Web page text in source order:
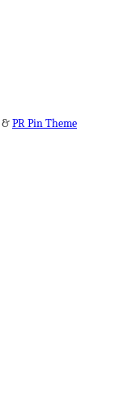
&PR Pin Theme